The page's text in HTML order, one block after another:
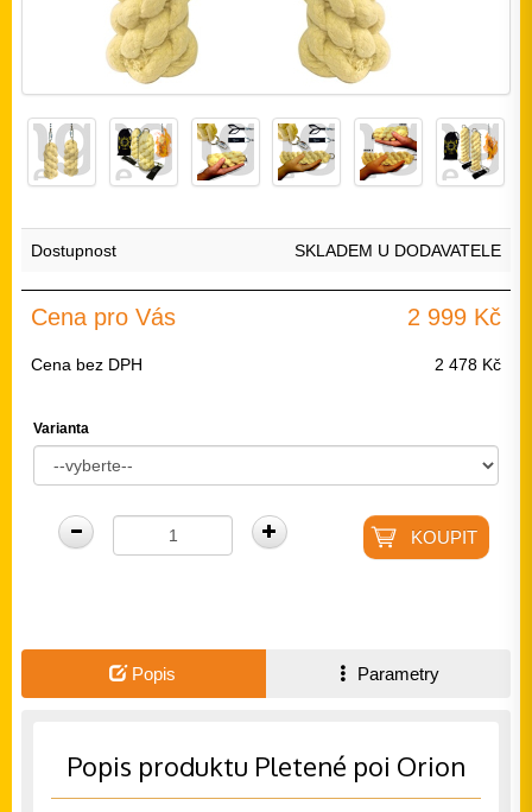
Dostupnost SKLADEM U DODAVATELE
Cena pro Vás 2 999 Kč
Cena bez DPH 2 478 Kč
Varianta
Popis Parametry
Popis produktu Pletené poi Orion